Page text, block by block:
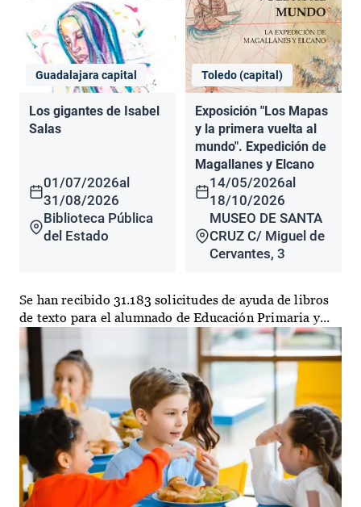
Guadalajara capital
Los gigantes de Isabel
Salas
01/07/2026al
31/08/2026
Biblioteca Pública
del Estado
Toledo (capital)
Exposición "Los Mapas
y la primera vuelta al
mundo". Expedición de
Magallanes y Elcano
14/05/2026al
18/10/2026
MUSEO DE SANTA
CRUZ C/ Miguel de
Cervantes, 3
Se han recibido 31.183 solicitudes de ayuda de libros
de texto para el alumnado de Educación Primaria y...